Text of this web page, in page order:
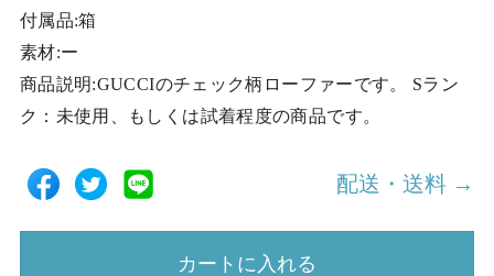
付属品:箱
素材:ー
商品説明:GUCCIのチェック柄ローファーです。 Sラン
ク：未使用、もしくは試着程度の商品です。
配送・送料 →
カートに入れる